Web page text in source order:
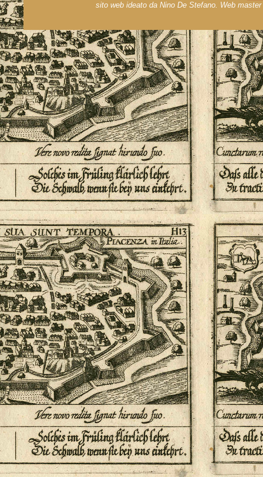
sito web ideato da Nino De Stefano. Web